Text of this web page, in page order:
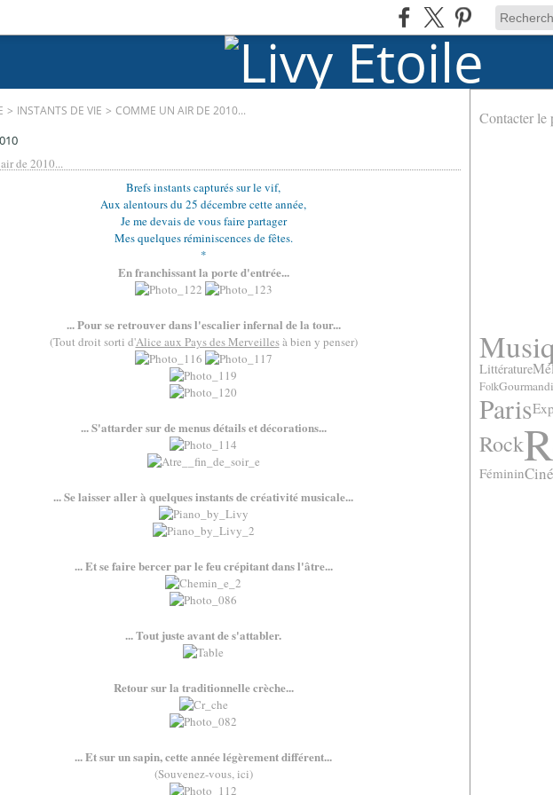
> INSTANTS DE VIE > COMME UN AIR DE 2010...
de 2010...
Brefs instants capturés sur le vif,
Aux alentours du 25 décembre cette année,
Je me devais de vous faire partager
Mes quelques réminiscences de fêtes.
*
En franchissant la porte d'entrée...
... Pour se retrouver dans l'escalier infernal de la tour...
(Tout droit sorti d'Alice aux Pays des Merveillesà bien y penser)
... S'attarder sur de menus détails et décorations...
... Se laisser aller à quelques instants de créativité musicale...
... Et se faire bercer par le feu crépitant dans l'âtre...
... Tout juste avant de s'attabler.
Retour sur la traditionnelle crèche...
... Et sur un sapin, cette année légèrement différent...
(Souvenez-vous,ici)
Contacter le
Littérature
Folk
Paris
Rock
Féminin